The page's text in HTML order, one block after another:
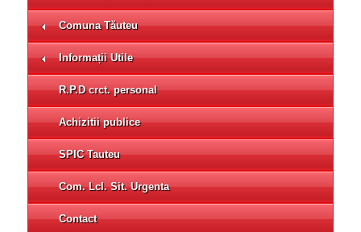
Comuna Tăuteu
Informații Utile
R.P.D crct. personal
Achizitii publice
SPIC Tauteu
Com. Lcl. Sit. Urgenta
Contact